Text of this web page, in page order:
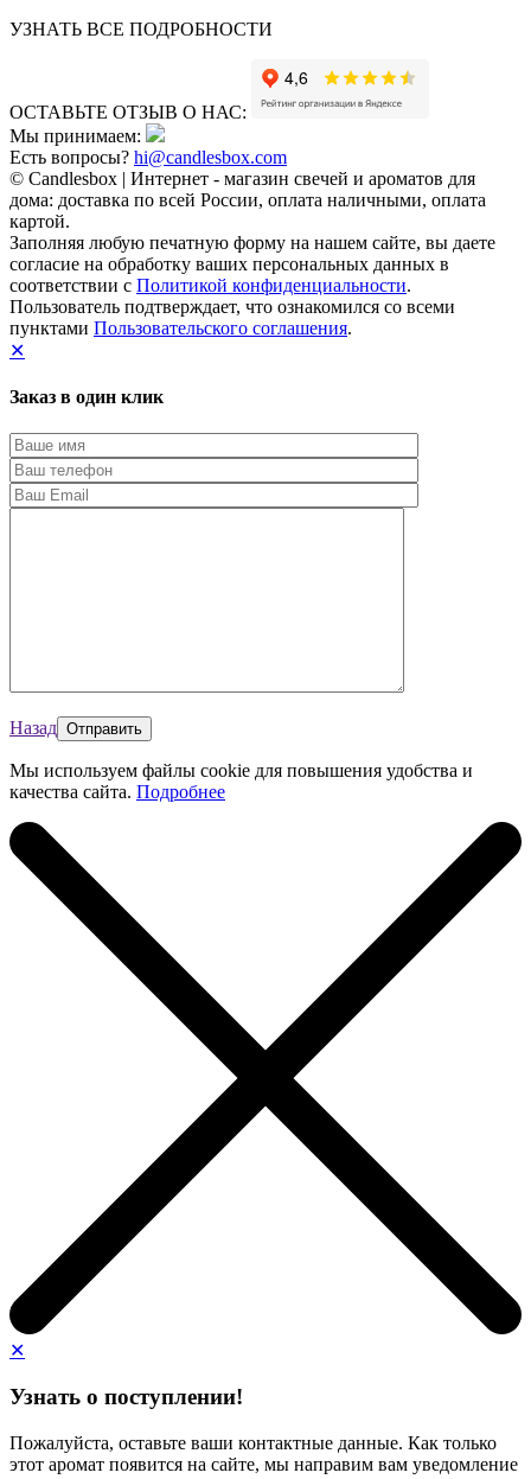
УЗНАТЬ ВСЕ ПОДРОБНОСТИ
ОСТАВЬТЕ ОТЗЫВ О НАС:
Мы принимаем:
Есть вопросы? hi@candlesbox.com
© Candlesbox | Интернет - магазин свечей и ароматов для
дома: доставка по всей России, оплата наличными, оплата
картой.
Заполняя любую печатную форму на нашем сайте, вы даете
согласие на обработку ваших персональных данных в
соответствии с Политикой конфиденциальности.
Пользователь подтверждает, что ознакомился со всеми
пунктами Пользовательского соглашения.
✕
Заказ в один клик
Назад
Мы используем файлы cookie для повышения удобства и
качества сайта. Подробнее
✕
Узнать о поступлении!
Пожалуйста, оставьте ваши контактные данные. Как только
этот аромат появится на сайте, мы направим вам уведомление